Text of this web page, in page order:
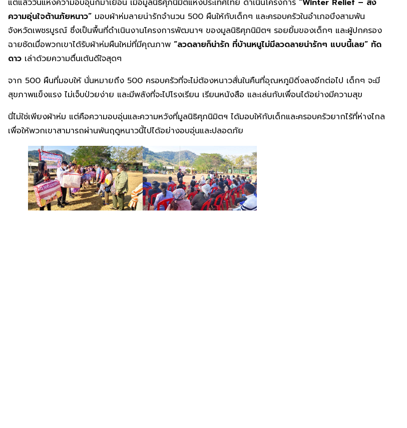
แต่แล้ววันแห่งความอบอุ่นก็มาเยือน เมื่อมูลนิธิศุภนิมิตแห่งประเทศไทย ดำเนินโครงการ “Winter Relief – ส่ง
ความอุ่นใจต้านภัยหนาว” มอบผ้าห่มลายน่ารักจำนวน 500 ผืนให้กับเด็กๆ และครอบครัวในอำเภอบึงสามพัน
จังหวัดเพชรบูรณ์ ซึ่งเป็นพื้นที่ดำเนินงานโครงการพัฒนาฯ ของมูลนิธิศุภนิมิตฯ รอยยิ้มของเด็กๆ และผู้ปกครอง
ฉายชัดเมื่อพวกเขาได้รับผ้าห่มผืนใหม่ที่มีคุณภาพ “ลวดลายก็น่ารัก ที่บ้านหนูไม่มีลวดลายน่ารักๆ แบบนี้เลย” ทัด
ดาว เล่าด้วยความตื่นเต้นดีใจสุดๆ
จาก 500 ผืนที่มอบให้ นั่นหมายถึง 500 ครอบครัวที่จะไม่ต้องหนาวสั่นในคืนที่อุณหภูมิดิ่งลงอีกต่อไป เด็กๆ จะมี
สุขภาพแข็งแรง ไม่เจ็บป่วยง่าย และมีพลังที่จะไปโรงเรียน เรียนหนังสือ และเล่นกับเพื่อนได้อย่างมีความสุข
นี่ไม่ใช่เพียงผ้าห่ม แต่คือความอบอุ่นและความหวังที่มูลนิธิศุภนิมิตฯ ได้มอบให้กับเด็กและครอบครัวยากไร้ที่ห่างไกล
เพื่อให้พวกเขาสามารถผ่านพ้นฤดูหนาวนี้ไปได้อย่างอบอุ่นและปลอดภัย